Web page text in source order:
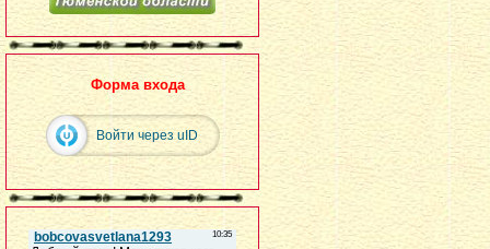
Форма входа
Войти через uID